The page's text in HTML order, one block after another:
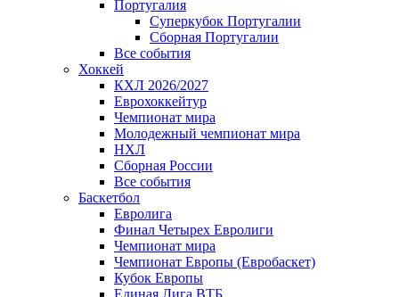
Португалия
Суперкубок Португалии
Сборная Португалии
Все события
Хоккей
КХЛ 2026/2027
Еврохоккейтур
Чемпионат мира
Молодежный чемпионат мира
НХЛ
Сборная России
Все события
Баскетбол
Евролига
Финал Четырех Евролиги
Чемпионат мира
Чемпионат Европы (Евробаскет)
Кубок Европы
Единая Лига ВТБ